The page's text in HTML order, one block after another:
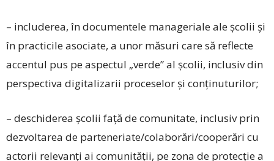
– includerea, în documentele manageriale ale școlii și
în practicile asociate, a unor măsuri care să reflecte
accentul pus pe aspectul „verde” al școlii, inclusiv din
perspectiva digitalizarii proceselor și conținuturilor;
– deschiderea școlii față de comunitate, inclusiv prin
dezvoltarea de parteneriate/colaborări/cooperări cu
actorii relevanți ai comunității, pe zona de protecție a